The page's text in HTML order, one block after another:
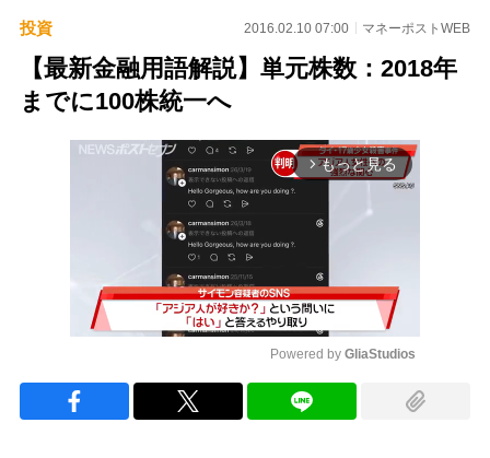
投資 2016.02.10 07:00 マネーポストWEB
【最新金融用語解説】単元株数：2018年
までに100株統一へ
arrow_forward_ios もっと見る
Powered by GliaStudios